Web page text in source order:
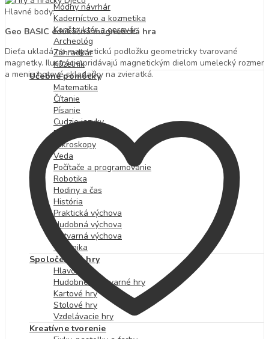
Módny návrhár
Kaderníctvo a kozmetika
Konštruktér a opravár
Archeológ
Záhradkár
Kúzelník
Učebné pomôcky
Matematika
Čítanie
Písanie
Cudzie jazyky
Prírodoveda
Mikroskopy
Veda
Počítače a programovanie
Robotika
Hodiny a čas
História
Praktická výchova
Hudobná výchova
Výtvarná výchova
Technika
Spoločenské hry
Hlavolamy
Hudobné a výtvarné hry
Kartové hry
Stolové hry
Vzdelávacie hry
Kreatívne tvorenie
Hlavné body:
Geo BASIC edukačná magnetická hra
Dieťa ukladá na magnetickú podložku geometricky tvarované
magnetky. Ilustrácie pridávajú magnetickým dielom umelecký rozmer
a menia hotové skladačky na zvieratká.